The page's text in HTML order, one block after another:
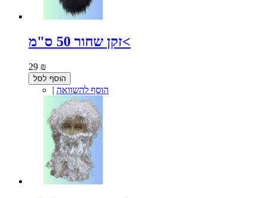
זקן שחור 50 ס"מ<
29 ₪
הוסף לסל
| הוסף להשוואה